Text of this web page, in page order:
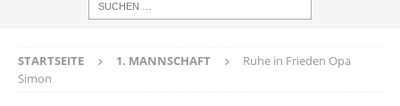
STARTSEITE 1. MANNSCHAFT
Ruhe in Frieden Opa
Simon